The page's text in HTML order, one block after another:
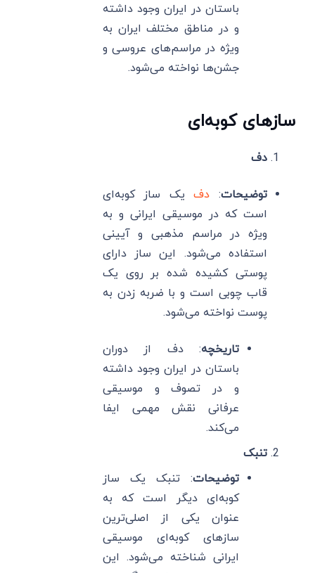
باستان در ایران وجود داشته
و در مناطق مختلف ایران به
ویژه در مراسم‌های عروسی و
جشن‌ها نواخته می‌شود.
سازهای کوبه‌ای
دف
توضیحات: دفیک ساز کوبه‌ای
است که در موسیقی ایرانی و به
ویژه در مراسم مذهبی و آیینی
استفاده می‌شود. این ساز دارای
پوستی کشیده شده بر روی یک
قاب چوبی است و با ضربه زدن به
پوست نواخته می‌شود.
تاریخچه: دف از دوران
باستان در ایران وجود داشته
و در تصوف و موسیقی
عرفانی نقش مهمی ایفا
می‌کند.
تنبک
توضیحات: تنبک یک ساز
کوبه‌ای دیگر است که به
عنوان یکی از اصلی‌ترین
سازهای کوبه‌ای موسیقی
ایرانی شناخته می‌شود. این